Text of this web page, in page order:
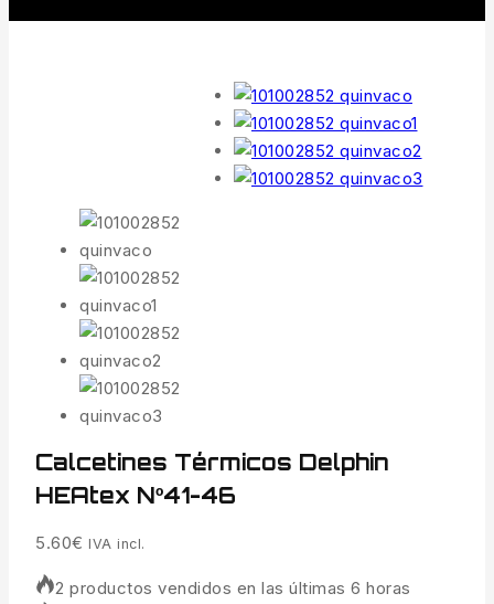
Calcetines Térmicos Delphin
HEAtex Nº41-46
5.60€ IVA incl.
2 productos vendidos en las últimas 6 horas